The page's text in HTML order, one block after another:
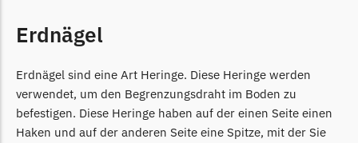
McCulloch Messer
Begrenzungsdraht
Medion
Medion Messer
Begrenzungsdraht
Erdnägel
Erdnägel sind eine Art Heringe. Diese Heringe werden
verwendet, um den Begrenzungsdraht im Boden zu
befestigen. Diese Heringe haben auf der einen Seite einen
Haken und auf der anderen Seite eine Spitze, mit der Sie